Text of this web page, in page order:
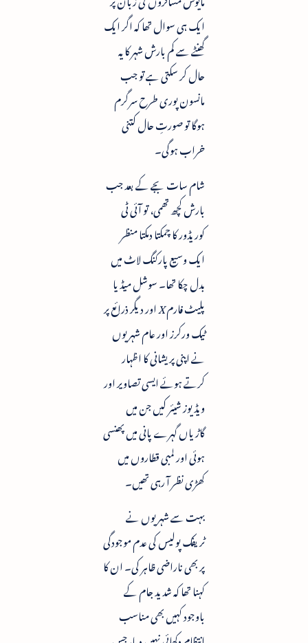
ایک ہی سوال تھا کہ اگر ایک
گھنٹے سے کم بارش شہر کا یہ
حال کر سکتی ہے تو جب
مانسون پوری طرح سرگرم
ہوگا تو صورتِ حال کتنی
خراب ہوگی۔
شام سات بجے کے بعد جب
بارش کچھ تھمی، تو آئی ٹی
کوریڈور کا چمکتا دمکتا منظر
ایک وسیع پارکنگ لاٹ میں
بدل چکا تھا۔ سوشل میڈیا
پلیٹ فارمXاور دیگر ذرائع پر
ٹیک ورکرز اور عام شہریوں
نے اپنی پریشانی کا اظہار
کرتے ہوئے ایسی تصاویر اور
ویڈیوز شیئر کیں جن میں
گاڑیاں گہرے پانی میں پھنسی
ہوئی اور لمبی قطاروں میں
کھڑی نظر آ رہی تھیں۔
بہت سے شہریوں نے
ٹریفک پولیس کی عدم موجودگی
پر بھی ناراضی ظاہر کی۔ ان کا
کہنا تھا کہ شدید جام کے
باوجود کہیں بھی مناسب